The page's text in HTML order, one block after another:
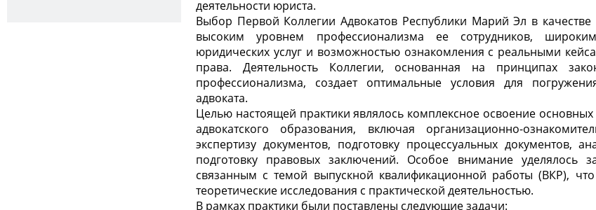
деятельности юриста.
Выбор Первой Коллегии Адвокатов Республики Марий Эл в качестве
высоким уровнем профессионализма ее сотрудников,
юридических услуг и возможностью ознакомления с реальными
права. Деятельность Коллегии, основанная на принципах
профессионализма, создает оптимальные условия для
адвоката.
Целью настоящей практики являлось комплексное освоение основных
адвокатского образования, включая организационно-
экспертизу документов, подготовку процессуальных документов,
подготовку правовых заключений. Особое внимание уделялось
связанным с темой выпускной квалификационной работы (ВКР), что
теоретические исследования с практической деятельностью.
В рамках практики были поставлены следующие задачи: